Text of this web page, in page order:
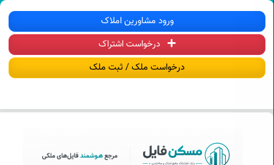
مسکن فایل | خرید، فروش، رهن و اجاره
ورود مشاورین املاک
درخواست اشتراک
درخواست ملک / ثبت ملک
مسکن
فایل